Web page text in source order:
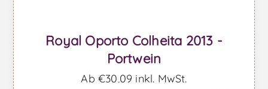
Royal Oporto Colheita 2013 -
Portwein
Ab €30,09 inkl. MwSt.